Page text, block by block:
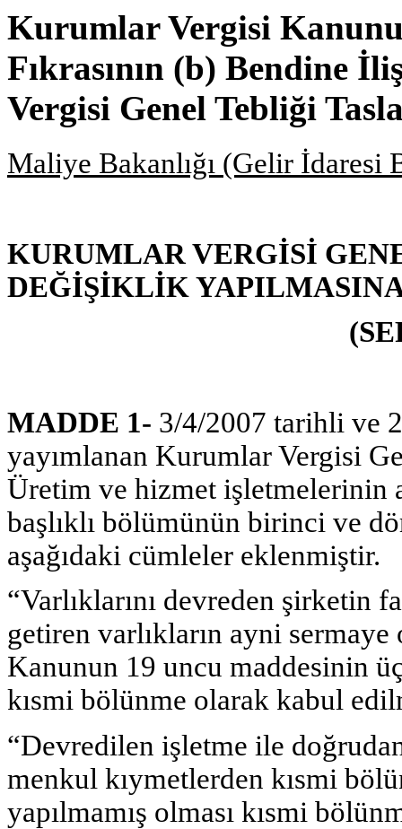
Kurumlar Vergisi
Fıkrasının (b) Bendine
Vergisi Genel Tebliği
Maliye Bakanlığı (Gelir İdaresi
KURUMLAR VERGİSİ
DEĞİŞİKLİK
MADDE 1- 3/4/2007 tarihli ve
yayımlanan Kurumlar Vergisi
Üretim ve hizmet işletmelerinin
başlıklı bölümünün birinci ve
aşağıdaki cümleler eklenmiştir.
“Varlıklarını devreden şirketin
getiren varlıkların ayni
Kanunun 19 uncu maddesinin
kısmi bölünme olarak kabul
“Devredilen işletme ile
menkul kıymetlerden kısmi
yapılmamış olması kısmi